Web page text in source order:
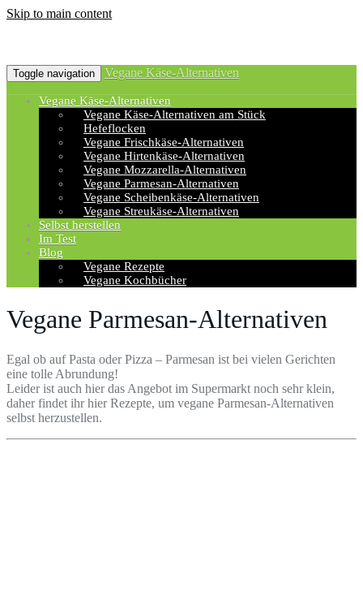
Skip to main content
Toggle navigation Vegane Käse-Alternativen
Vegane Käse-Alternativen
Vegane Käse-Alternativen am Stück
Hefeflocken
Vegane Frischkäse-Alternativen
Vegane Hirtenkäse-Alternativen
Vegane Mozzarella-Alternativen
Vegane Parmesan-Alternativen
Vegane Scheibenkäse-Alternativen
Vegane Streukäse-Alternativen
Selbst herstellen
Im Test
Blog
Vegane Rezepte
Vegane Kochbücher
Vegane Parmesan-Alternativen
Egal ob auf Pasta oder Pizza – Parmesan ist bei vielen Gerichten
eine tolle Abrundung!
Leider ist auch hier das Angebot im Supermarkt noch sehr klein,
daher findet ihr hier Rezepte, um vegane Parmesan-Alternativen
selbst herzustellen.